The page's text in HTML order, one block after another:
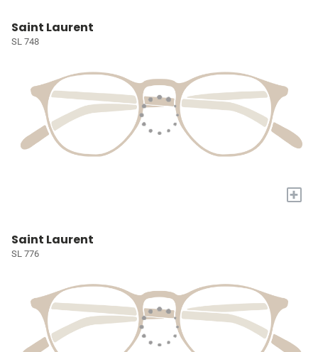
Saint Laurent
SL 748
+
Saint Laurent
SL 776